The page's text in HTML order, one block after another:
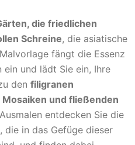
die friedlichen
Schreine, die asiatische
fängt die Essenz
und lädt Sie ein, Ihre
den filigranen
und fließenden
entdecken Sie die
die in das Gefüge dieser